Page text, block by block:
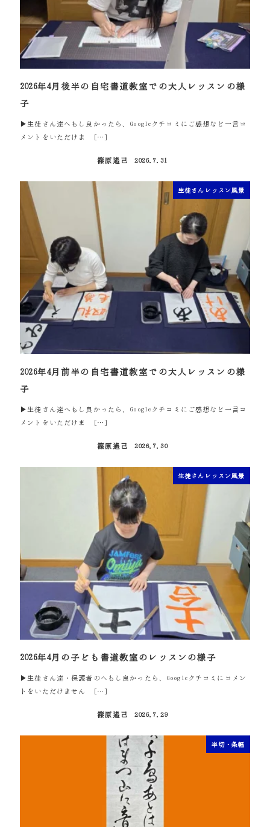
2026年4月後半の自宅書道教室での大人レッスンの様
子
▶生徒さん達へもし良かったら、Googleクチコミにご感想など一言コ
メントをいただけま […]
篠原遙己
2026.7.31
生徒さんレッスン風景
2026年4月前半の自宅書道教室での大人レッスンの様
子
▶生徒さん達へもし良かったら、Googleクチコミにご感想など一言コ
メントをいただけま […]
篠原遙己
2026.7.30
生徒さんレッスン風景
2026年4月の子ども書道教室のレッスンの様子
▶生徒さん達・保護者のへもし良かったら、Googleクチコミにコメン
トをいただけません […]
篠原遙己
2026.7.29
半切・条幅